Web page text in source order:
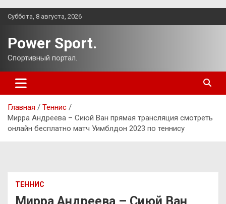
Перейти
Суббота, 8 августа, 2026
Power Sport.
Спортивный портал.
Главная
Теннис
Мирра Андреева – Сиюй Ван прямая трансляция смотреть
онлайн бесплатно матч Уимблдон 2023 по теннису
ТЕННИС